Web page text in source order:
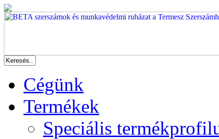
Cégünk
Termékek
Speciális